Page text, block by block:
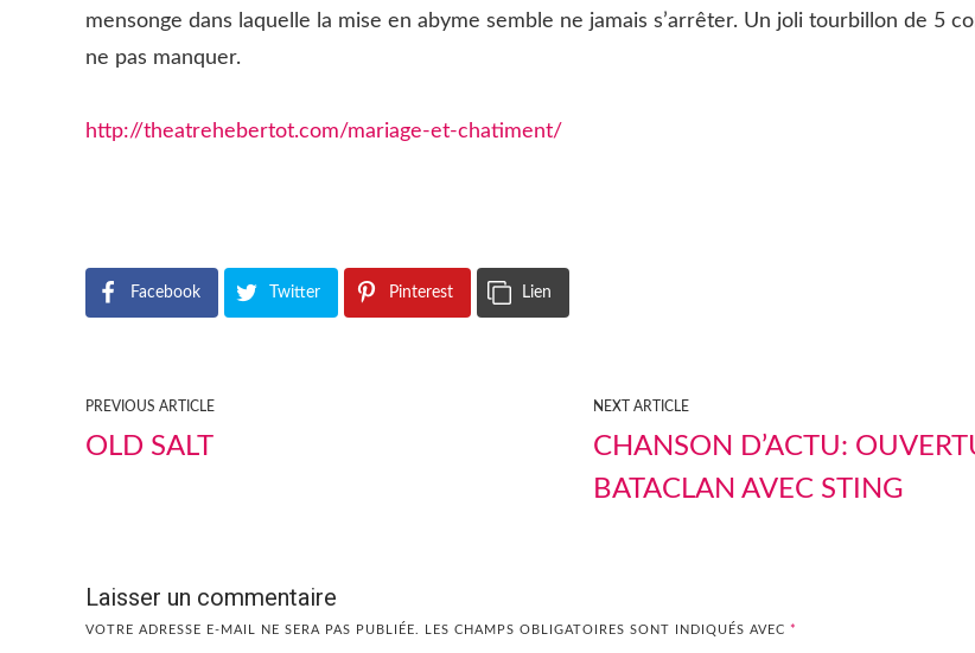
mensonge dans laquelle la mise en abyme semble ne jamais s’arrêter. Un joli tourbillon de 5
ne pas manquer.
http://theatrehebertot.com/mariage-et-chatiment/
Facebook Twitter Pinterest Lien
PREVIOUS ARTICLE
OLD SALT
NEXT ARTICLE
CHANSON D’ACTU:
BATACLAN AVEC STING
Laisser un commentaire
VOTRE ADRESSE E-MAIL NE SERA PAS PUBLIÉE. LES CHAMPS OBLIGATOIRES SONT INDIQUÉS AVEC *